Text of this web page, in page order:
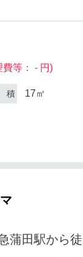
費等： - 円)
17㎡
マ
蒲田駅から